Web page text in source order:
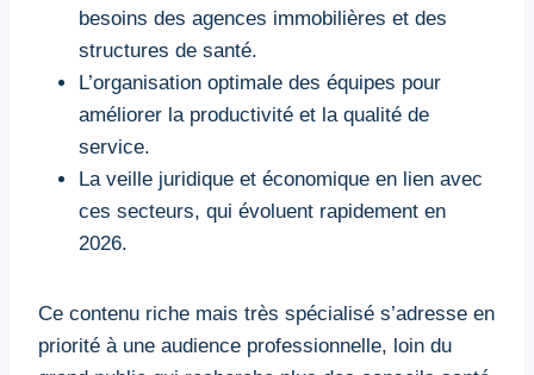
besoins des agences immobilières et des
structures de santé.
L’organisation optimale des équipes pour
améliorer la productivité et la qualité de
service.
La veille juridique et économique en lien avec
ces secteurs, qui évoluent rapidement en
2026.
Ce contenu riche mais très spécialisé s’adresse en
priorité à une audience professionnelle, loin du